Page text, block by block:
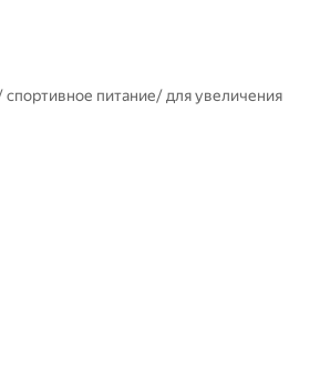
питание/ для увеличения